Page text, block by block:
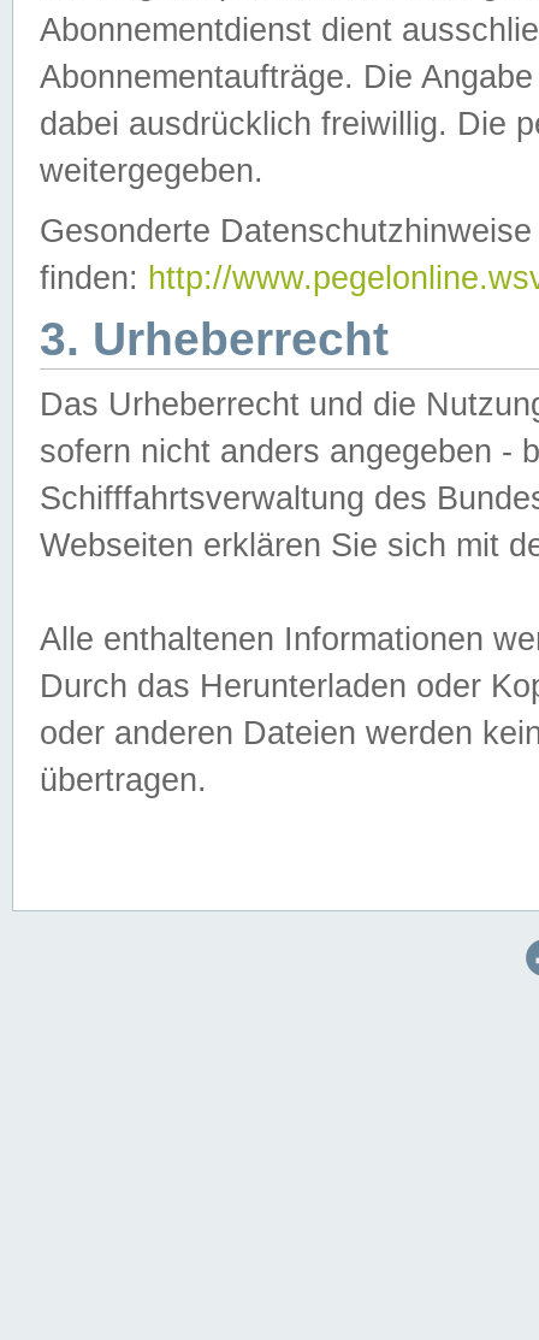
Abonnementdienst dient
Abonnementaufträge. Die
dabei ausdrücklich freiwillig. Die
weitergegeben.
Gesonderte
finden: http://
3. Urheberrecht
Das Urheberrecht und die
sofern nicht anders angegeben -
Schifffahrtsverwaltung des
Webseiten erklären Sie sich mit
Alle enthaltenen Informationen
Durch das Herunterladen oder
oder anderen Dateien werden
übertragen.